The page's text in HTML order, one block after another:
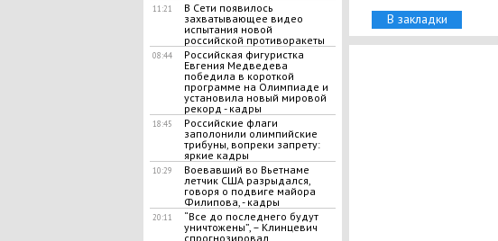
11:21
В Сети появилось
захватывающее видео
испытания новой
российской противоракеты
08:44
Российская фигуристка
Евгения Медведева
победила в короткой
программе на Олимпиаде и
установила новый мировой
рекорд - кадры
18:45
Российские флаги
заполонили олимпийские
трибуны, вопреки запрету:
яркие кадры
10:29
Воевавший во Вьетнаме
летчик США разрыдался,
говоря о подвиге майора
Филипова, - кадры
20:11
“Все до последнего будут
уничтожены”, – Клинцевич
спрогнозировал
В закладки